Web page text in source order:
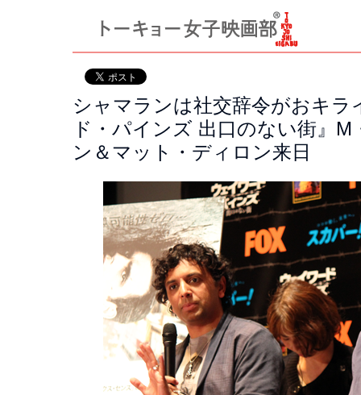
シャマランは社交辞令がおキラ
ド・パインズ 出口のない街』
ン＆マット・ディロン来日